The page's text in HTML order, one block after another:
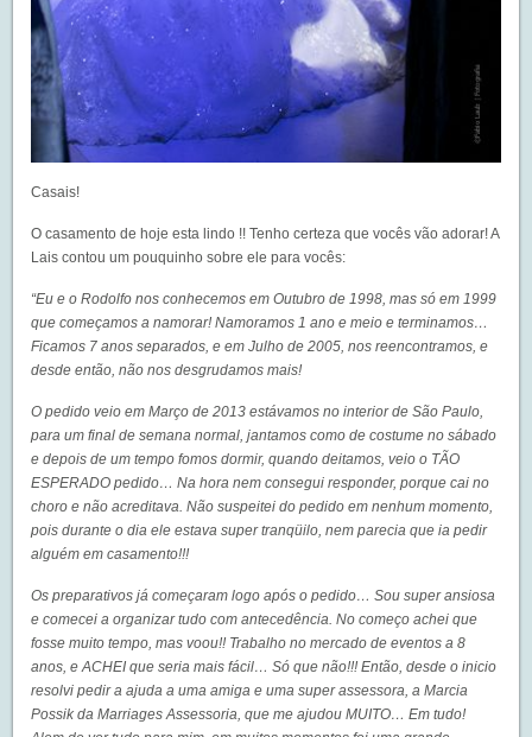
Casais!
O casamento de hoje esta lindo !! Tenho certeza que vocês vão adorar! A
Lais contou um pouquinho sobre ele para vocês:
“Eu e o Rodolfo nos conhecemos em Outubro de 1998, mas só em 1999
que começamos a namorar! Namoramos 1 ano e meio e terminamos…
Ficamos 7 anos separados, e em Julho de 2005, nos reencontramos, e
desde então, não nos desgrudamos mais!
O pedido veio em Março de 2013 estávamos no interior de São Paulo,
para um final de semana normal, jantamos como de costume no sábado
e depois de um tempo fomos dormir, quando deitamos, veio o TÃO
ESPERADO pedido…Na hora nem consegui responder, porque cai no
choro e não acreditava. Não suspeitei do pedido em nenhum momento,
pois durante o dia ele estava super tranqüilo, nem parecia que ia pedir
alguém em casamento!!!
Os preparativos já começaram logo após o pedido… Sou super ansiosa
e comecei a organizar tudo com antecedência. No começo achei que
fosse muito tempo, mas voou!! Trabalho no mercado de eventos a 8
anos, e ACHEI que seria mais fácil… Só que não!!! Então, desde o inicio
resolvi pedir a ajuda a uma amiga e uma super assessora, a Marcia
Possik daMarriages Assessoria, que me ajudou MUITO… Em tudo!